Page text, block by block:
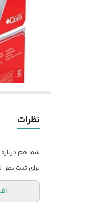
نظرات
شما هم
برای ثبت